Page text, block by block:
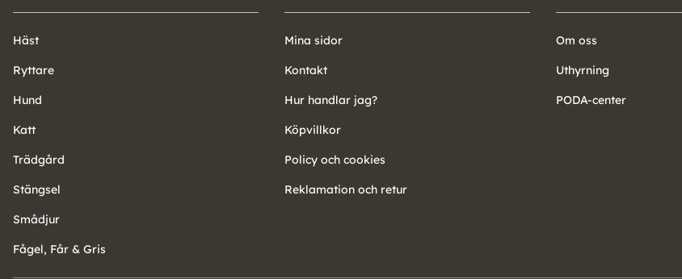
Häst
Ryttare
Hund
Katt
Trädgård
Stängsel
Smådjur
Fågel, Får & Gris
Mina sidor
Kontakt
Hur handlar jag?
Köpvillkor
Policy och cookies
Reklamation och retur
Om oss
Uthyrning
PODA-center